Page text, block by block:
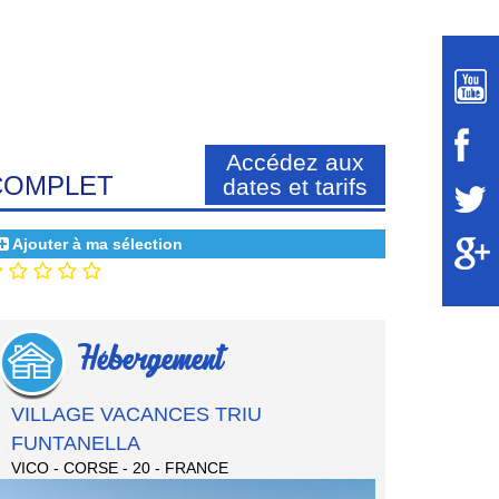
Accédez aux
dates et tarifs
Ajouter à ma sélection
Hébergement
VILLAGE VACANCES TRIU
FUNTANELLA
VICO - CORSE - 20 - FRANCE